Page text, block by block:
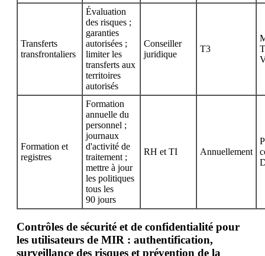
Transferts
transfrontaliers
Évaluation
des risques ;
garanties
autorisées ;
limiter les
transferts aux
territoires
autorisés
Conseiller
juridique
T3
Formation et
registres
Formation
annuelle du
personnel ;
journaux
d'activité de
traitement ;
mettre à jour
les politiques
tous les
90 jours
RH et TI Annuellement
Contrôles de sécurité et de confidentialité pour
les utilisateurs de MIR : authentification,
surveillance des risques et prévention de la